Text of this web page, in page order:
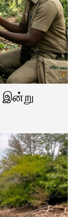
இன்று